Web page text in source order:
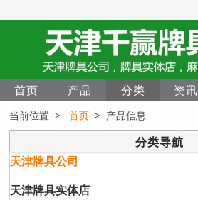
首页 产品 分类 资讯
当前位置 >首页 > 产品信息
分类导航
天津牌具公司
天津牌具实体店